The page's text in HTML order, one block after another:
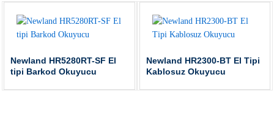
Newland HR5280RT-SF El
tipi Barkod Okuyucu
Newland HR2300-BT El Tipi
Kablosuz Okuyucu